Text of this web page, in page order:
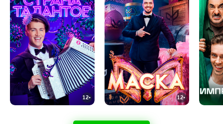
12+ 12+